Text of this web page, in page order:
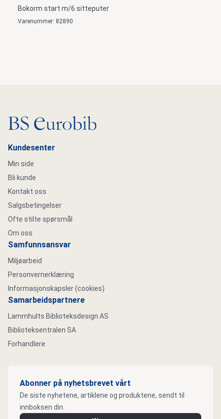
Bokorm start m/6 sitteputer
Varenummer: 82890
Gå til hovedsiden
Kundesenter
Min side
Bli kunde
Kontakt oss
Salgsbetingelser
Ofte stilte spørsmål
Om oss
Samfunnsansvar
Miljøarbeid
Personvernerklæring
Informasjonskapsler (cookies)
Samarbeidspartnere
Lammhults Biblioteksdesign AS
Biblioteksentralen SA
Forhandlere
Abonner på nyhetsbrevet vårt
De siste nyhetene, artiklene og produktene, sendt til
innboksen din.